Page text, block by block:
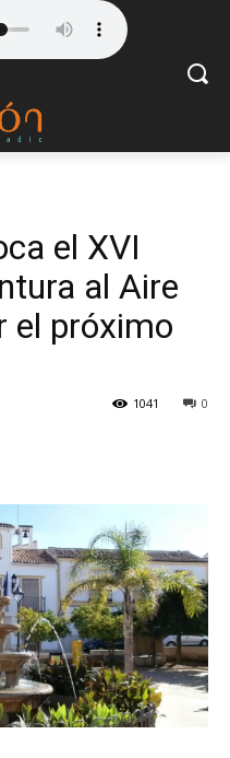
el XVI
al Aire
el próximo
0
1041